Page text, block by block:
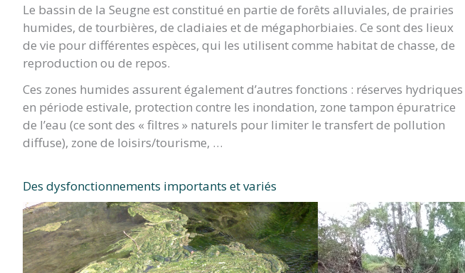
Le bassin de la Seugne est constitué en partie de forêts alluviales, de prairies
humides, de tourbières, de cladiaies et de mégaphorbiaies. Ce sont des lieux
de vie pour différentes espèces, qui les utilisent comme habitat de chasse, de
reproduction ou de repos.
Ces zones humides assurent également d’autres fonctions : réserves hydriques
en période estivale, protection contre les inondation, zone tampon épuratrice
de l’eau (ce sont des « filtres » naturels pour limiter le transfert de pollution
diffuse), zone de loisirs/tourisme, …
Des dysfonctionnements importants et variés